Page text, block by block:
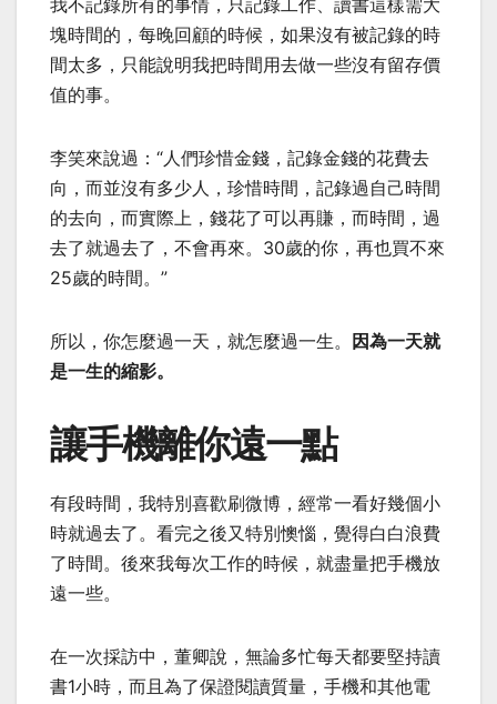
我不記錄所有的事情，只記錄工作、讀書這樣需大
塊時間的，每晚回顧的時候，如果沒有被記錄的時
間太多，只能說明我把時間用去做一些沒有留存價
值的事。
李笑來說過：“人們珍惜金錢，記錄金錢的花費去
向，而並沒有多少人，珍惜時間，記錄過自己時間
的去向，而實際上，錢花了可以再賺，而時間，過
去了就過去了，不會再來。30歲的你，再也買不來
25歲的時間。”
所以，你怎麼過一天，就怎麼過一生。
因為一天就
是一生的縮影。
讓手機離你遠一點
有段時間，我特別喜歡刷微博，經常一看好幾個小
時就過去了。看完之後又特別懊惱，覺得白白浪費
了時間。後來我每次工作的時候，就盡量把手機放
遠一些。
在一次採訪中，董卿說，無論多忙每天都要堅持讀
書1小時，而且為了保證閱讀質量，手機和其他電